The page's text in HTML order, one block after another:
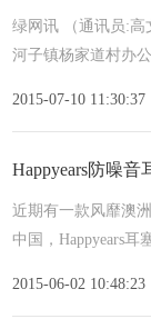
绿网讯 （通讯员:高
河子镇杨家道村办
2015-07-10 11:30:37
Happyears防噪音
近期有一款风靡澳
中国，Happyears
2015-06-02 10:48:23